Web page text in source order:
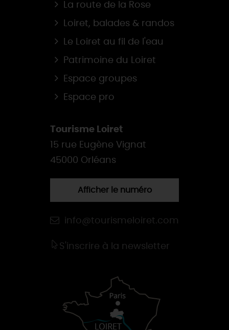
La route de la Rose
Loiret, balades & randos
Le Loiret au fil de l'eau
Patrimoine du Loiret
Espace groupes
Espace pro
Tourisme Loiret
15 rue Eugène Vignat
45000 Orléans
Afficher le numéro
info@tourismeloiret.com
S'inscrire à la newsletter